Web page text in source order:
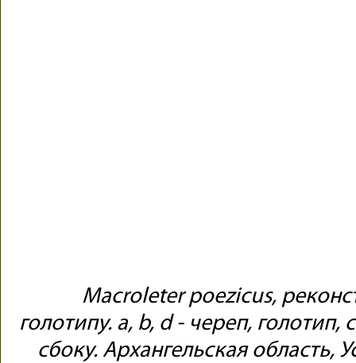
Macroleter poezicus,
голотипу. a, b, d - череп, голотип,
сбоку. Архангельская область,